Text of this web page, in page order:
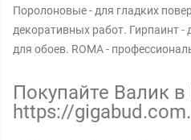
Поролоновые - для гладких
декоративных работ. Гирпаинт
для обоев. ROMA -
Покупайте Валик
https://